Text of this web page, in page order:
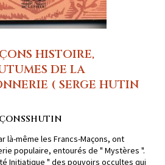
HISTOIRE,
DE LA
( SERGE HUTIN
là-même les Francs-Maçons, ont
populaire, entourés de " Mystères ".
Initiatique " des pouvoirs occultes qui